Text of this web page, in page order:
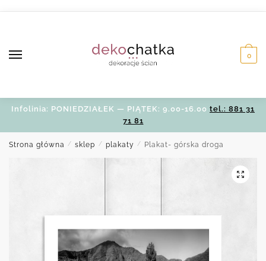
0
Infolinia: PONIEDZIAŁEK — PIĄTEK: 9.00-16.00 tel.: 881 31
71 81
Strona główna / sklep / plakaty / Plakat- górska droga